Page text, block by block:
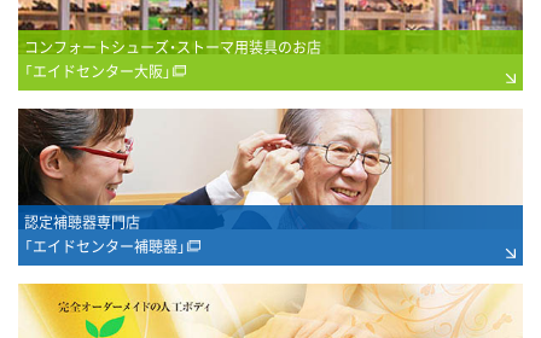
コンフォートシューズ・ストーマ用装具のお店
「エイドセンター大阪」
認定補聴器専門店
「エイドセンター補聴器」